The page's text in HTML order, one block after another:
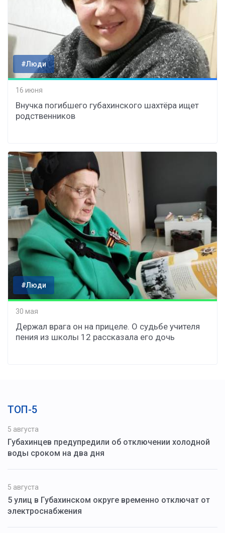
#Люди
16 июня
Внучка погибшего губахинского шахтёра ищет
родственников
#Люди
30 мая
Держал врага он на прицеле. О судьбе учителя
пения из школы 12 рассказала его дочь
ТОП-5
5 августа
Губахинцев предупредили об отключении холодной
воды сроком на два дня
5 августа
5 улиц в Губахинском округе временно отключат от
электроснабжения